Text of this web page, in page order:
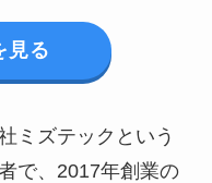
見る
ミズテックという
で、2017年創業の